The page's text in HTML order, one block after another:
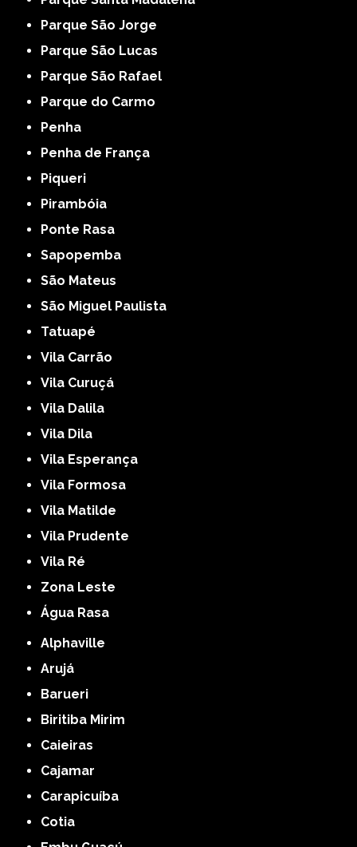
Parque São Jorge
Parque São Lucas
Parque São Rafael
Parque do Carmo
Penha
Penha de França
Piqueri
Pirambóia
Ponte Rasa
Sapopemba
São Mateus
São Miguel Paulista
Tatuapé
Vila Carrão
Vila Curuçá
Vila Dalila
Vila Dila
Vila Esperança
Vila Formosa
Vila Matilde
Vila Prudente
Vila Ré
Zona Leste
Água Rasa
Alphaville
Arujá
Barueri
Biritiba Mirim
Caieiras
Cajamar
Carapicuíba
Cotia